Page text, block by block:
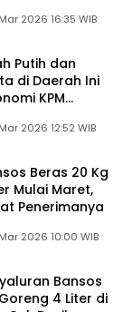
Jumat, 13 Mar 2026 16:35 WIB
Putih dan
di Daerah Ini
KPM
Jumat, 13 Mar 2026 12:52 WIB
Beras 20 Kg
Mulai Maret,
Penerimanya
Jumat, 13 Mar 2026 10:00 WIB
Bansos
4 Liter di